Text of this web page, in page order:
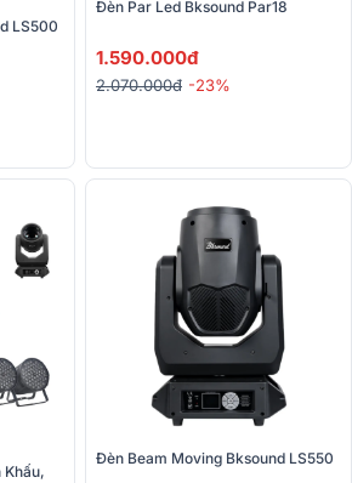
LS500
1.590.000đ
2.070.000đ -23%
Khấu,